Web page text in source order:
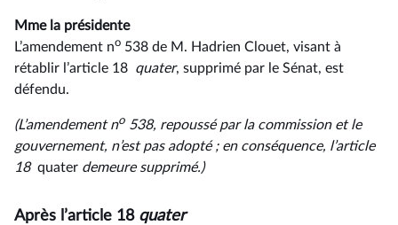
Mme la présidente
L’amendement no 538 de M. Hadrien Clouet, visant à
rétablir l’article 18 quater, supprimé par le Sénat, est
défendu.
(L’amendement no 538, repoussé par la commission et le
gouvernement, n’est pas adopté ;enconséquence, l’article
18 quater demeuresupprimé.)
Après l’article 18quater